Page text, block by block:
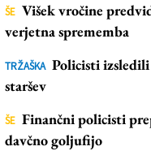
ŠE Višek vročine
verjetna sprememba
TRŽAŠKA Policisti
staršev
ŠE Finančni policisti
davčno goljufijo